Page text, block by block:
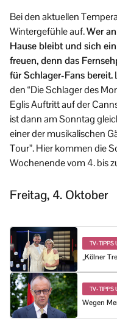
Bei den aktuellen
Wintergefühle auf.Wer
Hause bleibt und sich
freuen, denn das
für Schlager-Fans bereit.
den “Die Schlager des
Eglis Auftritt auf der
ist dann am Sonntag
einer der musikalischen
Tour”. Hier kommen die
Wochenende vom 4. bis
Freitag, 4. Oktober
TV-TIPPS
„Kölner
TV-TIPPS
Wegen